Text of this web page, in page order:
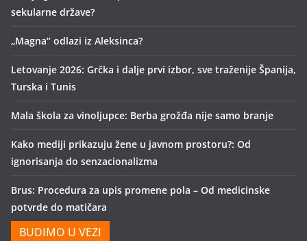
sekularne države?
„Magna“ odlazi iz Aleksinca?
Letovanje 2026: Grčka i dalje prvi izbor, sve traženije Španija,
Turska i Tunis
Mala škola za vinoljupce: Berba grožđa nije samo branje
Kako mediji prikazuju žene u javnom prostoru?: Od
ignorisanja do senzacionalizma
Brus: Procedura za upis promene pola – Od medicinske
potvrde do matičara
BUDIMO U VEZI